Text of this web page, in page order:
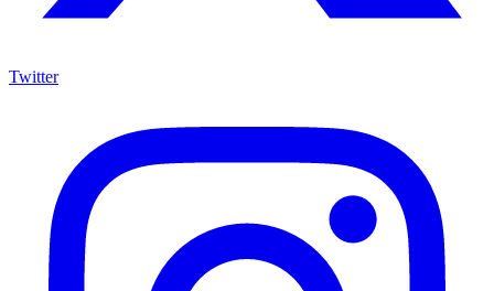
Twitter